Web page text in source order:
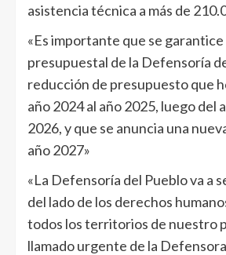
asistencia técnica a más de
«Es importante que se
presupuestal de la Defensoría
reducción de presupuesto que
año 2024 al año 2025, luego del
2026, y que se anuncia una
año 2027»
«La Defensoría del Pueblo va a
del lado de los derechos
todos los territorios de nuestro
llamado urgente de la